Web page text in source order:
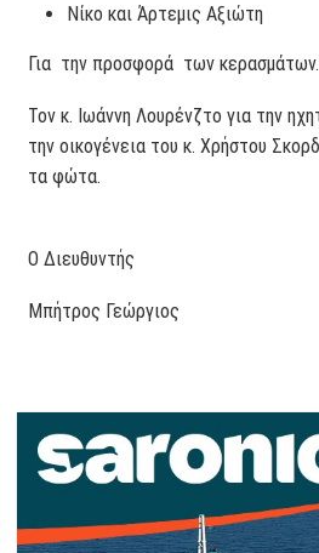
Νίκο και Άρτεμις Αξιώτη
Για την προσφορά των κερασμάτων.
Τον κ. Ιωάννη Λουρένζτο για την
την οικογένεια του κ. Χρήστου
τα φώτα.
O Διευθυντής
Μπήτρος Γεώργιος